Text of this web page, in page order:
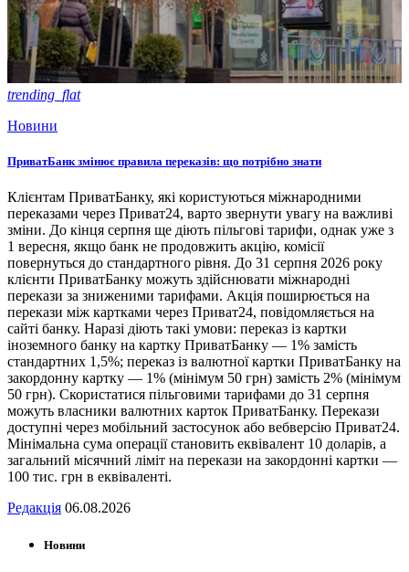
trending_flat
Новини
ПриватБанк змінює правила переказів: що потрібно знати
Клієнтам ПриватБанку, які користуються міжнародними
переказами через Приват24, варто звернути увагу на важливі
зміни. До кінця серпня ще діють пільгові тарифи, однак уже з
1 вересня, якщо банк не продовжить акцію, комісії
повернуться до стандартного рівня. До 31 серпня 2026 року
клієнти ПриватБанку можуть здійснювати міжнародні
перекази за зниженими тарифами. Акція поширюється на
перекази між картками через Приват24, повідомляється на
сайті банку. Наразі діють такі умови: переказ із картки
іноземного банку на картку ПриватБанку — 1% замість
стандартних 1,5%; переказ із валютної картки ПриватБанку на
закордонну картку — 1% (мінімум 50 грн) замість 2% (мінімум
50 грн). Скористатися пільговими тарифами до 31 серпня
можуть власники валютних карток ПриватБанку. Перекази
доступні через мобільний застосунок або вебверсію Приват24.
Мінімальна сума операції становить еквівалент 10 доларів, а
загальний місячний ліміт на перекази на закордонні картки —
100 тис. грн в еквіваленті.
Редакція 06.08.2026
Новини